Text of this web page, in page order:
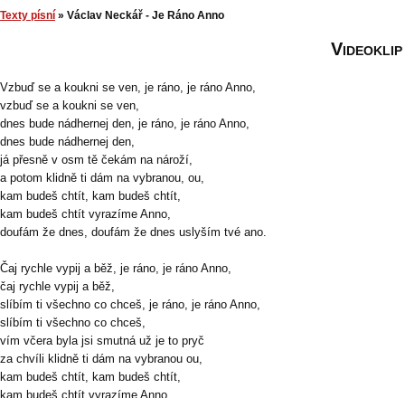
Texty písní » Václav Neckář - Je Ráno Anno
Vzbuď se a koukni se ven, je ráno, je ráno Anno,
vzbuď se a koukni se ven,
dnes bude nádhernej den, je ráno, je ráno Anno,
dnes bude nádhernej den,
já přesně v osm tě čekám na nároží,
a potom klidně ti dám na vybranou, ou,
kam budeš chtít, kam budeš chtít,
kam budeš chtít vyrazíme Anno,
doufám že dnes, doufám že dnes uslyším tvé ano.
Čaj rychle vypij a běž, je ráno, je ráno Anno,
čaj rychle vypij a běž,
slíbím ti všechno co chceš, je ráno, je ráno Anno,
slíbím ti všechno co chceš,
vím včera byla jsi smutná už je to pryč
za chvíli klidně ti dám na vybranou ou,
kam budeš chtít, kam budeš chtít,
kam budeš chtít vyrazíme Anno,
Videoklip